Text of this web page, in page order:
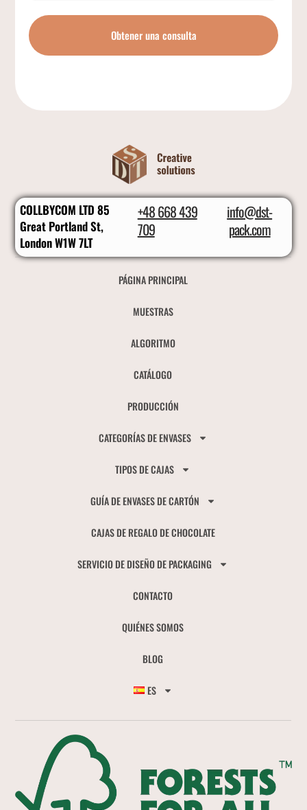
Obtener una consulta
COLLBYCOM LTD 85
Great Portland St,
London W1W 7LT
+48 668 439
709
info@dst-
pack.com
PÁGINA PRINCIPAL
MUESTRAS
ALGORITMO
CATÁLOGO
PRODUCCIÓN
CATEGORÍAS DE ENVASES
TIPOS DE CAJAS
GUÍA DE ENVASES DE CARTÓN
CAJAS DE REGALO DE CHOCOLATE
SERVICIO DE DISEÑO DE PACKAGING
CONTACTO
QUIÉNES SOMOS
BLOG
ES